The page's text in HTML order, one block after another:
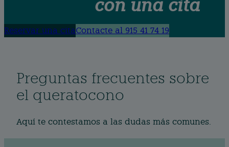
con una cita
Reservar una citaContacte al 915 41 74 19
Preguntas frecuentes sobre
el queratocono
Aquí te contestamos a las dudas más comunes.